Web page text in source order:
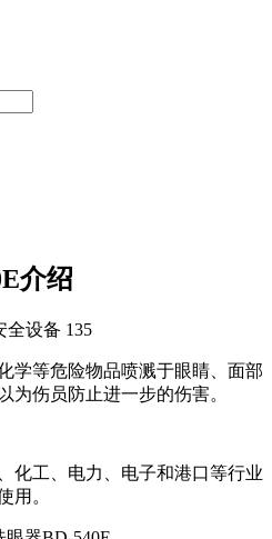
介绍
全设备 135
学等危险物品喷溅于眼睛、面部
为伤员防止进一步的伤害。
化工、电力、电子和港口等行业
用。